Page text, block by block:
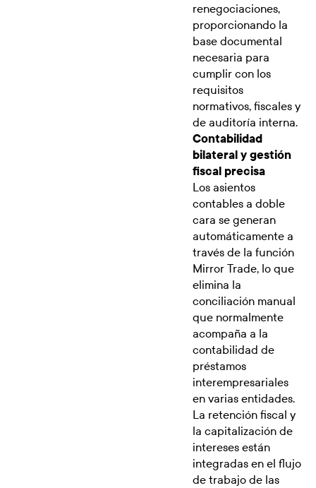
renegociaciones,
proporcionando la
base documental
necesaria para
cumplir con los
requisitos
normativos, fiscales y
de auditoría interna.
Contabilidad
bilateral y gestión
fiscal precisa
Los asientos
contables a doble
cara se generan
automáticamente a
través de la función
Mirror Trade, lo que
elimina la
conciliación manual
que normalmente
acompaña a la
contabilidad de
préstamos
interempresariales
en varias entidades.
La retención fiscal y
la capitalización de
intereses están
integradas en el flujo
de trabajo de las